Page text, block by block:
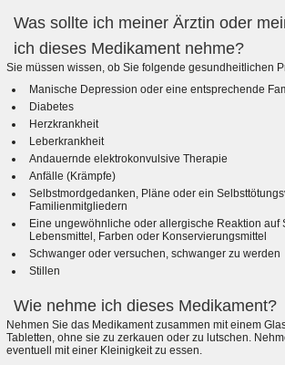
Was sollte ich meiner Ärztin oder
ich dieses Medikament nehme?
Sie müssen wissen, ob Sie folgende gesundheitlichen
Manische Depression oder eine entsprechende
Diabetes
Herzkrankheit
Leberkrankheit
Andauernde elektrokonvulsive Therapie
Anfälle (Krämpfe)
Selbstmordgedanken, Pläne oder ein
Familienmitgliedern
Eine ungewöhnliche oder allergische Reaktion auf
Lebensmittel, Farben oder Konservierungsmittel
Schwanger oder versuchen, schwanger zu werden
Stillen
Wie nehme ich dieses Medikament?
Nehmen Sie das Medikament zusammen mit einem
Tabletten, ohne sie zu zerkauen oder zu lutschen.
eventuell mit einer Kleinigkeit zu essen.